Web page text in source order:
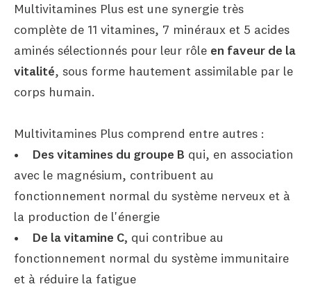
Multivitamines Plus est une synergie très
complète de 11 vitamines, 7 minéraux et 5 acides
aminés sélectionnés pour leur rôle en faveur de la
vitalité, sous forme hautement assimilable par le
corps humain.
Multivitamines Plus comprend entre autres :
• Des vitamines du groupe B qui, en association
avec le magnésium, contribuent au
fonctionnement normal du système nerveux et à
la production de l'énergie
• De la vitamine C, qui contribue au
fonctionnement normal du système immunitaire
et à réduire la fatigue